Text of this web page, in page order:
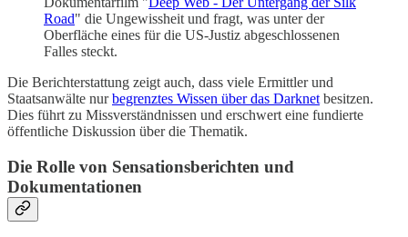
Road" die Ungewissheit und fragt, was unter der
Oberfläche eines für die US-Justiz abgeschlossenen
Falles steckt.
Die Berichterstattung zeigt auch, dass viele Ermittler und
Staatsanwälte nurbegrenztes Wissen über das Darknet besitzen.
Dies führt zu Missverständnissen und erschwert eine fundierte
öffentliche Diskussion über die Thematik.
Die Rolle von Sensationsberichten und
Dokumentationen